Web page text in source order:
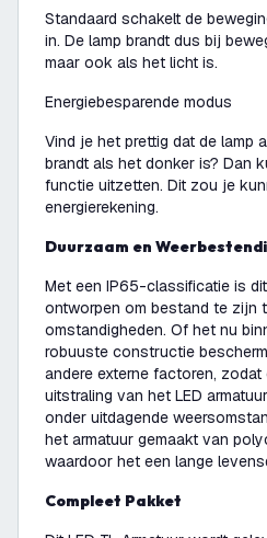
Standaard schakelt de
in. De lamp brandt dus bij
maar ook als het licht is.
Energiebesparende modus
Vind je het prettig dat de lamp
brandt als het donker is? Dan
functie uitzetten. Dit zou je
energierekening.
Duurzaam en
Met een IP65-classificatie is dit
ontworpen om bestand te zijn
omstandigheden. Of het nu
robuuste constructie
andere externe factoren, zodat
uitstraling van het LED
onder uitdagende
het armatuur gemaakt van
waardoor het een lange
Compleet Pakket